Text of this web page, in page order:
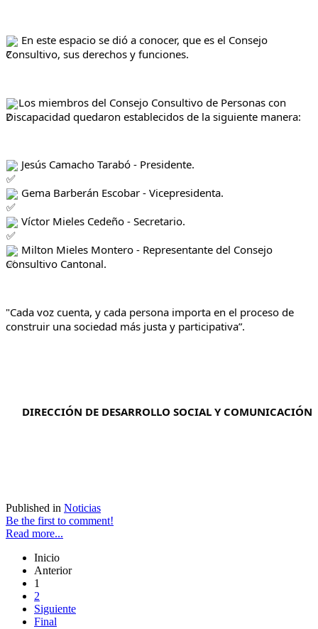
En este espacio se dió a conocer, que es el Consejo
Consultivo, sus derechos y funciones.
Los miembros del Consejo Consultivo de Personas con
Discapacidad quedaron establecidos de la siguiente manera:
Jesús Camacho Tarabó - Presidente.
Gema Barberán Escobar - Vicepresidenta.
Víctor Mieles Cedeño - Secretario.
Milton Mieles Montero - Representante del Consejo
Consultivo Cantonal.
"Cada voz cuenta, y cada persona importa en el proceso de
construir una sociedad más justa y participativa”.
DIRECCIÓN DE DESARROLLO SOCIAL Y COMUNICACIÓN
Published in Noticias
Be the first to comment!
Read more...
Inicio
Anterior
1
2
Siguiente
Final